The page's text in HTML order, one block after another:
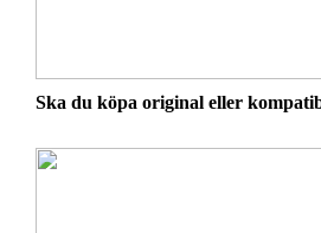
Ska du köpa original eller